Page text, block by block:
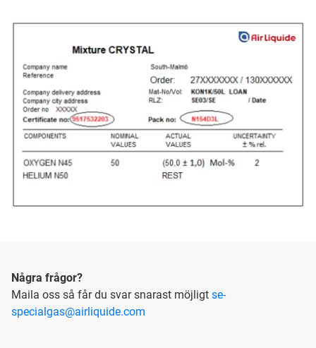
Några frågor?
Maila oss så får du svar snarast möjligt se-
specialgas@airliquide.com